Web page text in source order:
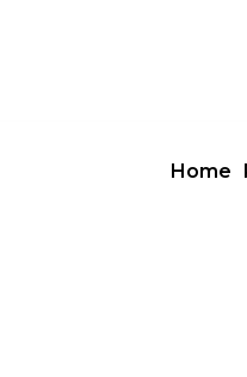
Home